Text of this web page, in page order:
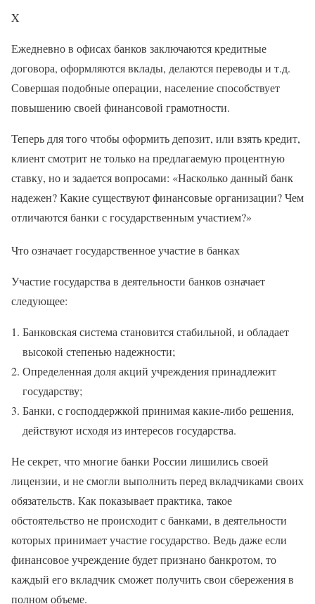
X
Ежедневно в офисах банков заключаются кредитные
договора, оформляются вклады, делаются переводы и т.д.
Совершая подобные операции, население способствует
повышению своей финансовой грамотности.
Теперь для того чтобы оформить депозит, или взять кредит,
клиент смотрит не только на предлагаемую процентную
ставку, но и задается вопросами: «Насколько данный банк
надежен? Какие существуют финансовые организации? Чем
отличаются банки с государственным участием?»
Что означает государственное участие в банках
Участие государства в деятельности банков означает
следующее:
Банковская система становится стабильной, и обладает
высокой степенью надежности;
Определенная доля акций учреждения принадлежит
государству;
Банки, с господдержкой принимая какие-либо решения,
действуют исходя из интересов государства.
Не секрет, что многие банки России лишились своей
лицензии, и не смогли выполнить перед вкладчиками своих
обязательств. Как показывает практика, такое
обстоятельство не происходит с банками, в деятельности
которых принимает участие государство. Ведь даже если
финансовое учреждение будет признано банкротом, то
каждый его вкладчик сможет получить свои сбережения в
полном объеме.